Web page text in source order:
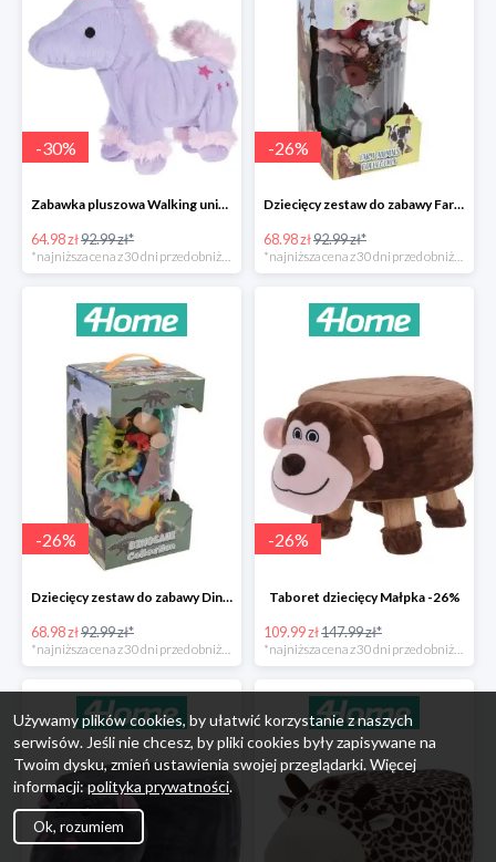
-30%
Zabawka pluszowa Walking unicorn -30%
64.98 zł92.99 zł*
*najniższa cena z 30 dni przed obniżką
-26%
Dziecięcy zestaw do zabawy Farm animals Collection -26%
68.98 zł92.99 zł*
*najniższa cena z 30 dni przed obniżką
-26%
Dziecięcy zestaw do zabawy Dinosaur Collection -26%
68.98 zł92.99 zł*
-26%
Taboret dziecięcy Małpka -26%
109.99 zł147.99 zł*
Używamy plików cookies, by ułatwić korzystanie z naszych
serwisów. Jeśli nie chcesz, by pliki cookies były zapisywane na
Twoim dysku, zmień ustawienia swojej przeglądarki. Więcej
informacji: polityka prywatności.
Ok, rozumiem